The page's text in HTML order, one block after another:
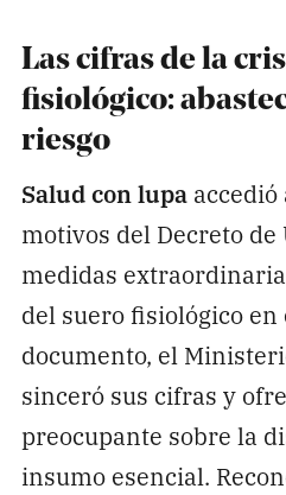
Las cifras de la
fisiológico:
riesgo
Salud con lupaaccedió
motivos del Decreto
medidas
del suero fisiológico en
documento, el
sinceró sus cifras y
preocupante sobre la
insumo esencial.